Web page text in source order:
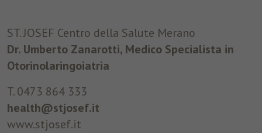
ST. JOSEF Centro della Salute Merano
Dr. Umberto Zanarotti, Medico Specialista in
Otorinolaringoiatria
T. 0473 864 333
health@stjosef.it
www.stjosef.it